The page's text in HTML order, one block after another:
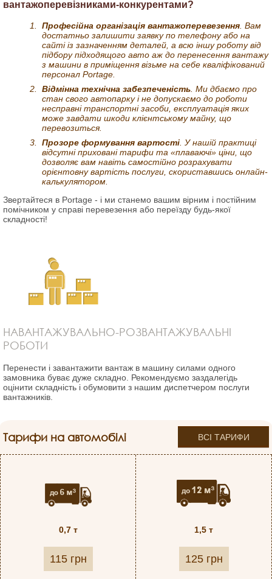
вантажоперевізниками-конкурентами?
Професійна організація вантажоперевезення . Вам
достатньо залишити заявку по телефону або на
сайті із зазначенням деталей, а всю іншу роботу від
підбору підходящого авто аж до перенесення вантажу
з машини в приміщення візьме на себе кваліфікований
персонал Portage.
Відмінна технічна забезпеченість . Ми дбаємо про
стан свого автопарку і не допускаємо до роботи
несправні транспортні засоби, експлуатація яких
може завдати шкоди клієнтському майну, що
перевозиться.
Прозоре формування вартості . У нашій практиці
відсутні приховані тарифи та «плаваючі» ціни, що
дозволяє вам навіть самостійно розрахувати
орієнтовну вартість послуги, скориставшись онлайн-
калькулятором.
Звертайтеся в Portage - і ми станемо вашим вірним і постійним
помічником у справі перевезення або переїзду будь-якої
складності!
НАВАНТАЖУВАЛЬНО-РОЗВАНТАЖУВАЛЬНІ
РОБОТИ
Перенести і завантажити вантаж в машину силами одного
замовника буває дуже складно. Рекомендуємо заздалегідь
оцінити складність і обумовити з нашим диспетчером послуги
вантажників.
Тарифи на автомобілі ВСІ ТАРИФИ
0,7 т
115 грн
1,5 т
125 грн